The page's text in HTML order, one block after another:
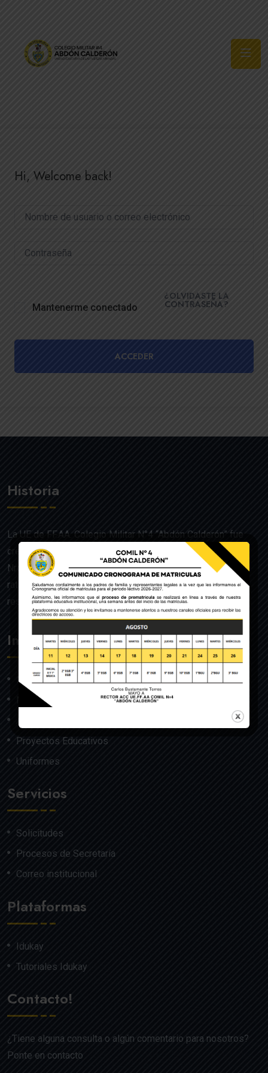
Hi, Welcome back!
Mantenerme conectado
¿OLVIDASTE LA
CONTRASEÑA?
ACCEDER
Historia
La UE de FF.AA. Colegio Militar N°4 “Abdón Calderón” fue
creado mediante Acuerdo Ministerial de la Orden General
Nro. 140, dado en Quito el 22 de julio del año 1992 y
ratificado por el Ministerio de Educación mediante
resolución Nro. 608 del 29 de julio de 1992.
Institución
Nosotros
Misión y Visión
Proyectos Educativos
Uniformes
Servicios
Solicitudes
Procesos de Secretaría
Correo institucional
Plataformas
Idukay
Tutoriales Idukay
Contacto!
¿Tiene alguna consulta o algún comentario para nosotros?
Ponte en contacto